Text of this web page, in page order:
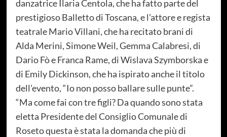
danzatrice Ilaria Centola, che ha fatto parte del
prestigioso Balletto di Toscana, e l’attore e regista
teatrale Mario Villani, che ha recitato brani di
Alda Merini, Simone Weil, Gemma Calabresi, di
Dario Fò e Franca Rame, di Wislava Szymborska e
di Emily Dickinson, che ha ispirato anche il titolo
dell’evento, “Io non posso ballare sulle punte”.
“Ma come fai con tre figli? Da quando sono stata
eletta Presidente del Consiglio Comunale di
Roseto questa è stata la domanda che più di